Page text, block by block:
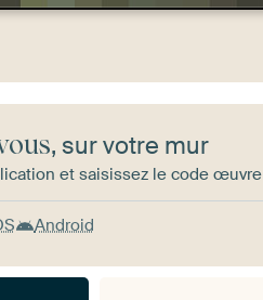
, sur votre mur
et saisissez le code œuvre
Android